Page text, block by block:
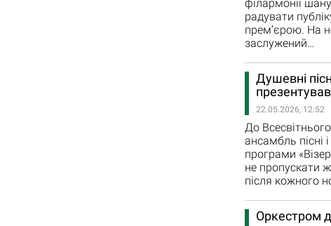
філармонії
радувати
прем’єрою. На
заслужений…
Душевні
презентував
22.05.2026, 12:52
До
ансамбль пісні
програми
не пропускати
після кожного
Оркестром